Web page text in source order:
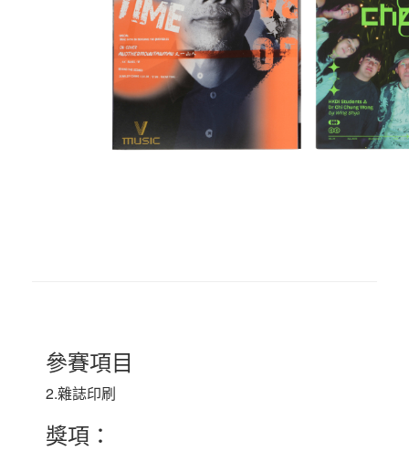
參賽項目
2.雜誌印刷
獎項：